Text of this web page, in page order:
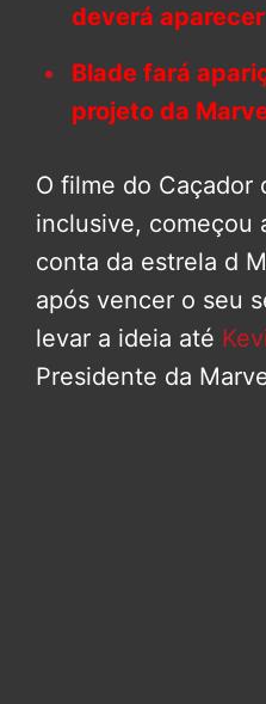
deverá
Blade fará
projeto da
O filme do Caçador
inclusive, começou
conta da estrela d
após vencer o seu
levar a ideia até
Presidente da